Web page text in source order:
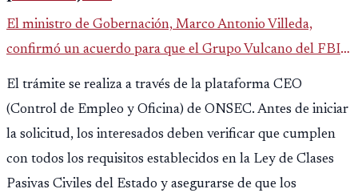
El ministro de Gobernación, Marco Antonio Villeda,
confirmó un acuerdo para que el Grupo Vulcano del FBI
opere en Guatemala a partir de julio, tras un intento
fallido con la administración anterior del Ministerio
Público.
El trámite se realiza a través de la plataforma CEO
(Control de Empleo y Oficina) de ONSEC. Antes de iniciar
la solicitud, los interesados deben verificar que cumplen
con todos los requisitos establecidos en la Ley de Clases
Pasivas Civiles del Estado y asegurarse de que los